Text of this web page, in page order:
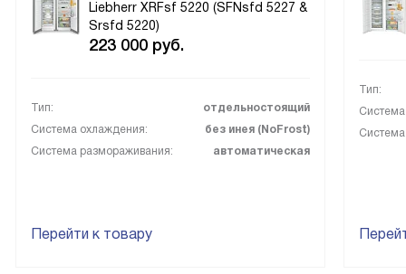
Liebherr XRFsf 5220 (SFNsfd 5227 &
Srsfd 5220)
223 000 руб.
Тип:
отдельностоящий
Система охлаждения:
без инея (NoFrost)
Система размораживания:
автоматическая
Перейти к товару
Тип: